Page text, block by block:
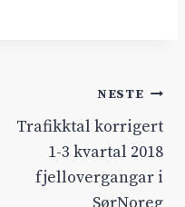
NESTE
Trafikktal korrigert
1-3 kvartal 2018
fjellovergangar i